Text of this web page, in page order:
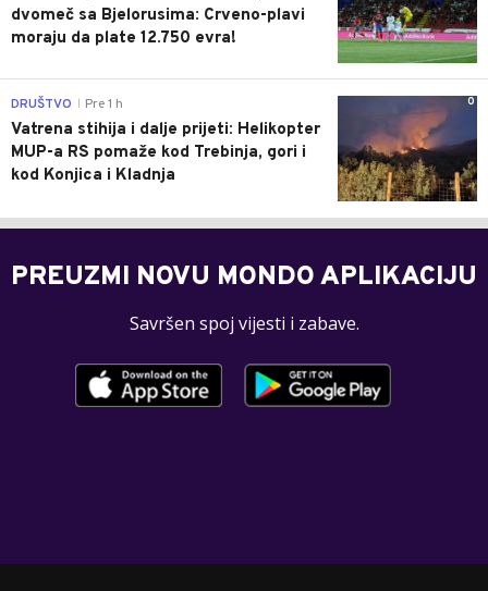
dvomeč sa Bjelorusima: Crveno-plavi
moraju da plate 12.750 evra!
0
DRUŠTVO Pre 1 h
Vatrena stihija i dalje prijeti: Helikopter
MUP-a RS pomaže kod Trebinja, gori i
kod Konjica i Kladnja
PREUZMI NOVU MONDO APLIKACIJU
Savršen spoj vijesti i zabave.